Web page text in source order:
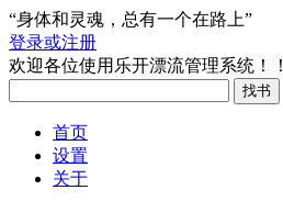
“身体和灵魂，总有一个在路上”
登录或注册
欢迎各位使用乐开漂流管理系统！！
首页
设置
关于